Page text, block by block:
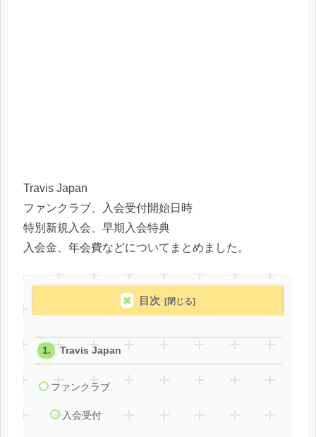
Travis Japan
ファンクラブ、入会受付開始日時
特別新規入会、早期入会特典
入会金、年会費などについてまとめました。
目次
Travis Japan
ファンクラブ
入会受付